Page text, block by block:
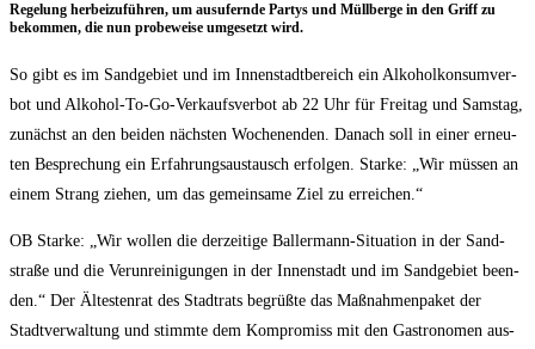
Rege­lung her­bei­zu­füh­ren, um aus­ufern­de Par­tys und Müll­ber­ge in den Griff zu
bekom­men, die nun pro­be­wei­se umge­setzt wird.
So gibt es im Sand­ge­biet und im Innen­stadt­be­reich ein Alko­hol­kon­sum­ver­
bot und Alko­hol-To-Go-Ver­kaufs­ver­bot ab 22 Uhr für Frei­tag und Sams­tag,
zunächst an den bei­den nächs­ten Wochen­en­den. Danach soll in einer erneu­
ten Bespre­chung ein Erfah­rungs­aus­tausch erfol­gen. Star­ke: „Wir müs­sen an
einem Strang zie­hen, um das gemein­sa­me Ziel zu erreichen.“
OB Star­ke: „Wir wol­len die der­zei­ti­ge Bal­ler­mann-Situa­ti­on in der Sand­
stra­ße und die Ver­un­rei­ni­gun­gen in der Innen­stadt und im Sand­ge­biet been­
den.“ Der Ältes­ten­rat des Stadt­rats begrüß­te das Maß­nah­men­pa­ket der
Stadt­ver­wal­tung und stimm­te dem Kom­pro­miss mit den Gas­tro­no­men aus­